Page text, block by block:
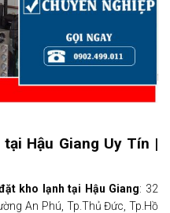
Hậu Giang Uy Tín |
kho lạnh tại Hậu Giang: 32
An Phú, Tp.Thủ Đức, Tp.Hồ